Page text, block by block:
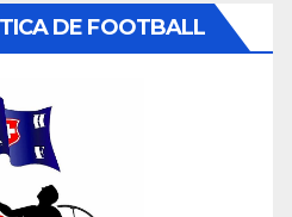
DE FOOTBALL